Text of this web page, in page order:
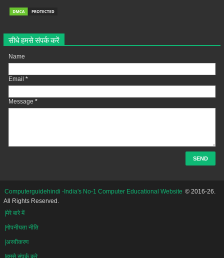
सीधे हमसे संपर्क करें
Name
Email *
Message *
Computerguidehindi -India's No-1 Computer Educational Website © 2016-26.
All Rights Reserved.
|मेरे बारे में
|गोपनीयता नीति
|अस्वीकरण
|हमसे संपर्क करे